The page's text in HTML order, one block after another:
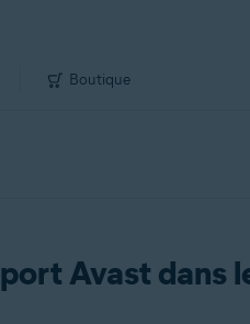
Boutique
Avast dans